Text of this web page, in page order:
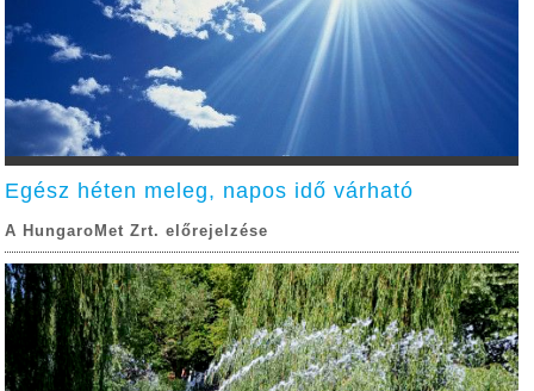
Egész héten meleg, napos idő várható
A HungaroMet Zrt. előrejelzése